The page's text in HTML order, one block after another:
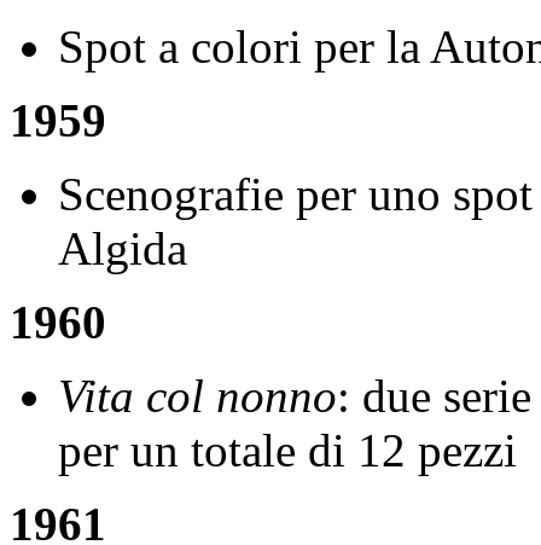
Spot a colori per la
1959
Scenografie per uno
Algida
1960
Vita col nonno: due
per un totale di 12 pezzi
1961